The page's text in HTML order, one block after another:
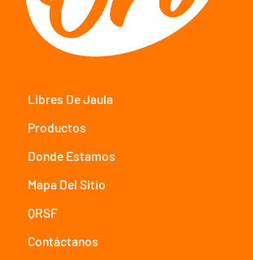
Libres De Jaula
Productos
Donde Estamos
Mapa Del Sitio
QRSF
Contáctanos